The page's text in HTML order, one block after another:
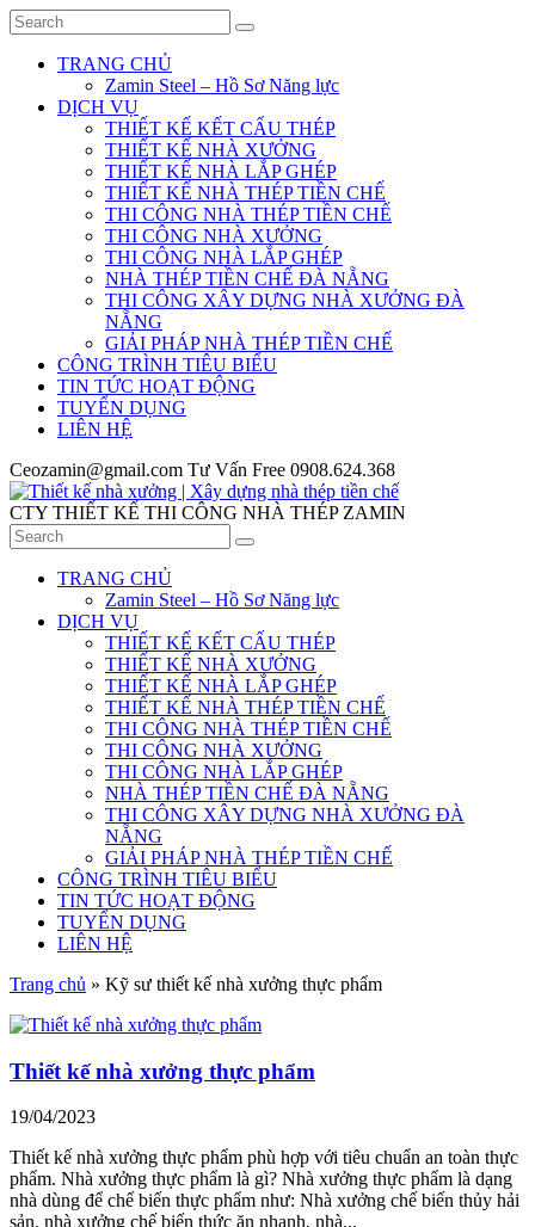
TRANG CHỦ
Zamin Steel – Hồ Sơ Năng lực
DỊCH VỤ
THIẾT KẾ KẾT CẤU THÉP
THIẾT KẾ NHÀ XƯỞNG
THIẾT KẾ NHÀ LẮP GHÉP
THIẾT KẾ NHÀ THÉP TIỀN CHẾ
THI CÔNG NHÀ THÉP TIỀN CHẾ
THI CÔNG NHÀ XƯỞNG
THI CÔNG NHÀ LẮP GHÉP
NHÀ THÉP TIỀN CHẾ ĐÀ NẴNG
THI CÔNG XÂY DỰNG NHÀ XƯỞNG ĐÀ
NẴNG
GIẢI PHÁP NHÀ THÉP TIỀN CHẾ
CÔNG TRÌNH TIÊU BIỂU
TIN TỨC HOẠT ĐỘNG
TUYỂN DỤNG
LIÊN HỆ
Ceozamin@gmail.com Tư Vấn Free 0908.624.368
CTY THIẾT KẾ THI CÔNG NHÀ THÉP ZAMIN
TRANG CHỦ
Zamin Steel – Hồ Sơ Năng lực
DỊCH VỤ
THIẾT KẾ KẾT CẤU THÉP
THIẾT KẾ NHÀ XƯỞNG
THIẾT KẾ NHÀ LẮP GHÉP
THIẾT KẾ NHÀ THÉP TIỀN CHẾ
THI CÔNG NHÀ THÉP TIỀN CHẾ
THI CÔNG NHÀ XƯỞNG
THI CÔNG NHÀ LẮP GHÉP
NHÀ THÉP TIỀN CHẾ ĐÀ NẴNG
THI CÔNG XÂY DỰNG NHÀ XƯỞNG ĐÀ
NẴNG
GIẢI PHÁP NHÀ THÉP TIỀN CHẾ
CÔNG TRÌNH TIÊU BIỂU
TIN TỨC HOẠT ĐỘNG
TUYỂN DỤNG
LIÊN HỆ
Trang chủ » Kỹ sư thiết kế nhà xưởng thực phẩm
Thiết kế nhà xưởng thực phẩm
19/04/2023
Thiết kế nhà xưởng thực phẩm phù hợp với tiêu chuẩn an toàn thực
phẩm. Nhà xưởng thực phẩm là gì? Nhà xưởng thực phẩm là dạng
nhà dùng để chế biến thực phẩm như: Nhà xưởng chế biến thủy hải
sản, nhà xưởng chế biến thức ăn nhanh, nhà...